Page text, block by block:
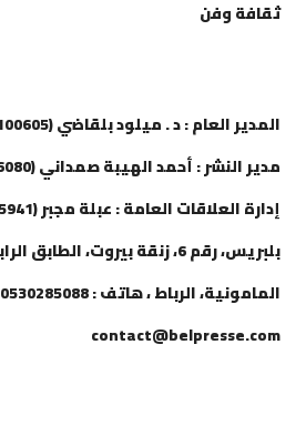
ثقافة وفن
المدير العام : د . ميلود بلقاضي (0661100605)
مدير النشر : أحمد الهيبة صمداني (0659506080)
إدارة العلاقات العامة : عبلة مجبر (0707315941)
contact@belpresse.com